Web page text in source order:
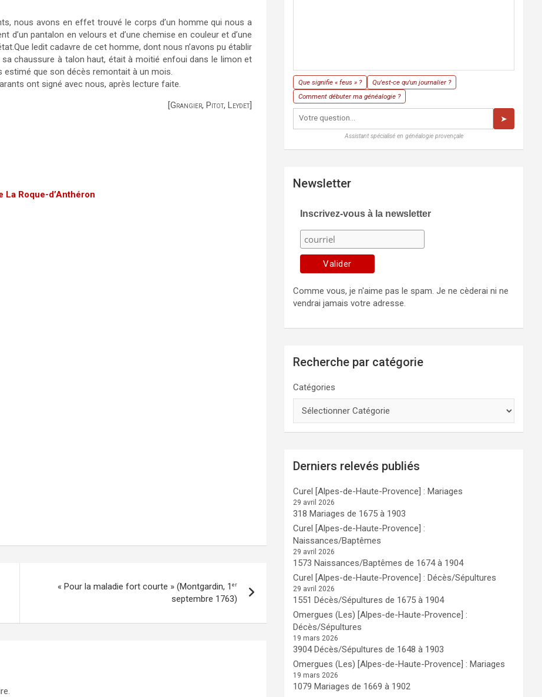
nous avons en effet trouvé le corps d’un homme qui nous a
d’un pantalon en velours et d’une chemise en couleur et d’une
ledit cadavre de cet homme, dont nous n’avons pu établir
sa chaussure à talon haut, était à moitié enfoui dans le limon et
que son décès remontait à un mois.
ont signé avec nous, après lecture faite.
[G RANGIER, P ITOT, L EYDET]
La Roque-d’Anthéron
« Pour la maladie fort courte » (Montgardin, 1er
septembre 1763)
Que signifie « feus » ?
Qu'est-ce qu'un journalier ?
Comment débuter ma généalogie ?
➤
Assistant spécialisé en généalogie provençale
Newsletter
Inscrivez-vous à la newsletter
Comme vous, je n'aime pas le spam. Je ne cèderai ni ne
vendrai jamais votre adresse.
Recherche par catégorie
Catégories
Derniers relevés publiés
Curel [Alpes-de-Haute-Provence] : Mariages
29 avril 2026
318 Mariages de 1675 à 1903
Curel [Alpes-de-Haute-Provence] :
Naissances/Baptêmes
29 avril 2026
1573 Naissances/Baptêmes de 1674 à 1904
Curel [Alpes-de-Haute-Provence] : Décès/Sépultures
29 avril 2026
1551 Décès/Sépultures de 1675 à 1904
Omergues (Les) [Alpes-de-Haute-Provence] :
Décès/Sépultures
19 mars 2026
3904 Décès/Sépultures de 1648 à 1903
Omergues (Les) [Alpes-de-Haute-Provence] : Mariages
19 mars 2026
1079 Mariages de 1669 à 1902